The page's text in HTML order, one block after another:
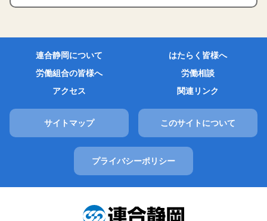
連合静岡について
はたらく皆様へ
労働組合の皆様へ
労働相談
アクセス
関連リンク
サイトマップ このサイトについて
プライバシーポリシー